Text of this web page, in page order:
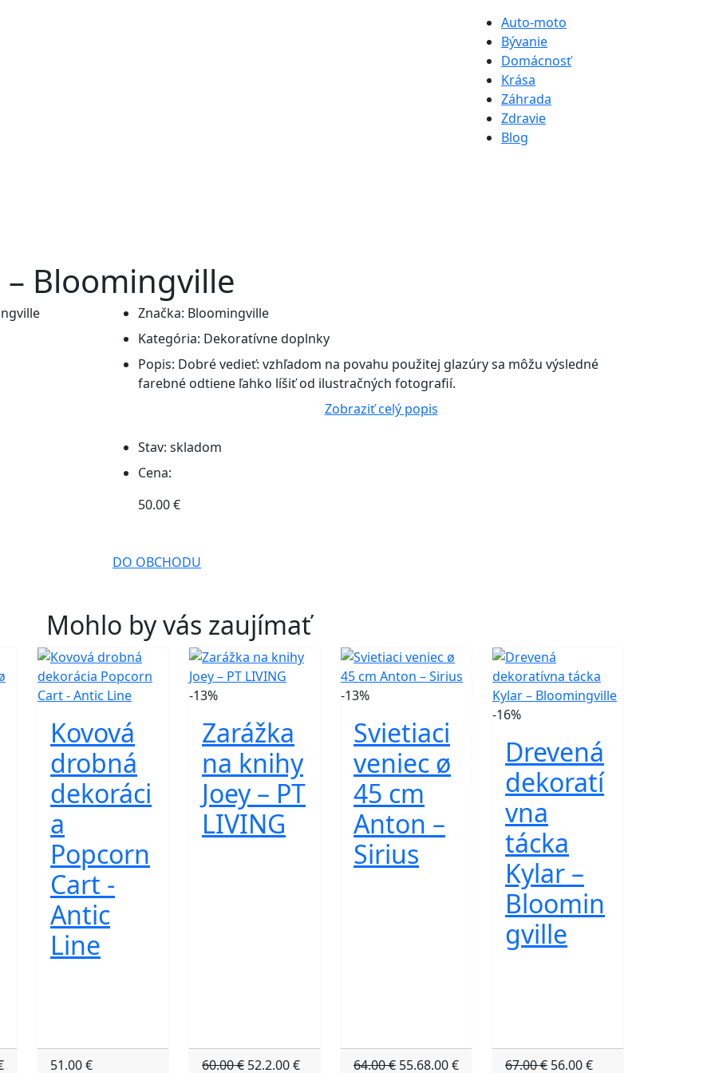
Auto-moto
Bývanie
Domácnosť
Krása
Záhrada
Zdravie
Blog
Bloomingville
Značka: Bloomingville
Kategória: Dekoratívne doplnky
Popis: Dobré vedieť: vzhľadom na povahu použitej glazúry sa môžu výsledné
farebné odtiene ľahko líšiť od ilustračných fotografií.
Zobraziť celý popis
Stav: skladom
Cena:
50.00 €
DO OBCHODU
Mohlo by vás zaujímať
Kovová
drobná
dekoráci
a
Popcorn
Cart -
Antic
Line
51.00 €
-13%
Zarážka
na knihy
Joey – PT
LIVING
60.00 € 52.2.00 €
-13%
Svietiaci
veniec ø
45 cm
Anton –
Sirius
64.00 € 55.68.00 €
-16%
Drevená
dekoratí
vna
tácka
Kylar –
Bloomin
gville
67.00 € 56.00 €